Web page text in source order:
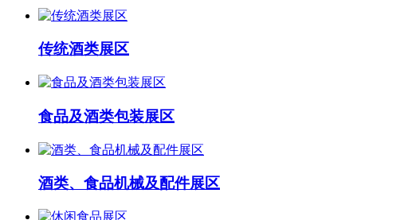
传统酒类展区
食品及酒类包装展区
酒类、食品机械及配件展区